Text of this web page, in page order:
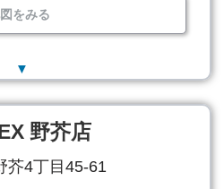
をみる
▼
野芥店
芥4丁目45-61